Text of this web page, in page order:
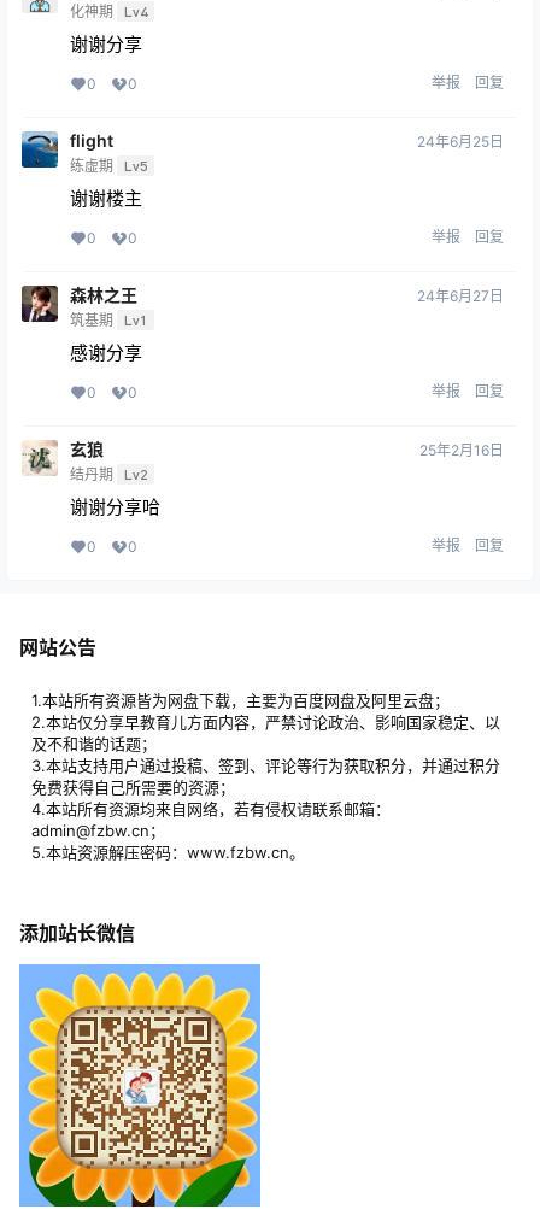
化神期 Lv4
谢谢分享
0 0 举报 回复
flight
练虚期 Lv5
24年6月25日
谢谢楼主
0 0 举报 回复
森林之王
筑基期 Lv1
24年6月27日
感谢分享
0 0 举报 回复
玄狼
结丹期 Lv2
25年2月16日
谢谢分享哈
0 0 举报 回复
网站公告
1.本站所有资源皆为网盘下载，主要为百度网盘及阿里云盘；
2.本站仅分享早教育儿方面内容，严禁讨论政治、影响国家稳定、以
及不和谐的话题；
3.本站支持用户通过投稿、签到、评论等行为获取积分，并通过积分
免费获得自己所需要的资源；
4.本站所有资源均来自网络，若有侵权请联系邮箱：
admin@fzbw.cn；
5.本站资源解压密码：www.fzbw.cn。
添加站长微信